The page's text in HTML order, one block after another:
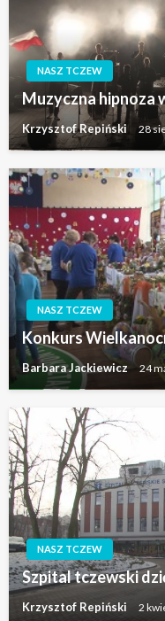
NASZ TCZEW
Muzyczna hipnoza
Krzysztof Repiński 28
NASZ TCZEW
Konkurs
Barbara Jackiewicz 24
NASZ TCZEW
Szpital tczewski
Krzysztof Repiński 2